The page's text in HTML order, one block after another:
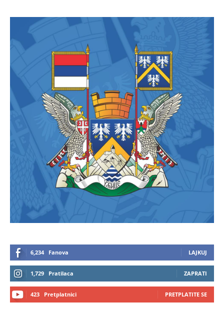
6,234 Fanova LAJKUJ
1,729 Pratilaca ZAPRATI
423 Pretplatnici PRETPLATITE SE